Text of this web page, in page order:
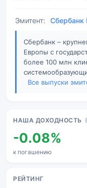
Эмитент: Сбербанк
Сбербанк –
Европы с
более 100 млн
Все выпуски
НАША ДОХОДНОСТЬ
-0.08%
к погашению
РЕЙТИНГ